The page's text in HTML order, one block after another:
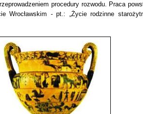
procedury rozwodu. Praca
Wrocławskim - pt.: „Życie rodzinne